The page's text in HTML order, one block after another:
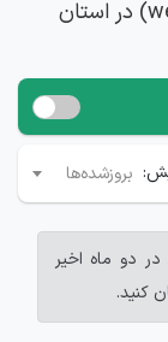
آگهی استخدام برنامه نویس وب (web) در استان
بروزشده‌ها
دو ماه اخیر
کنید.